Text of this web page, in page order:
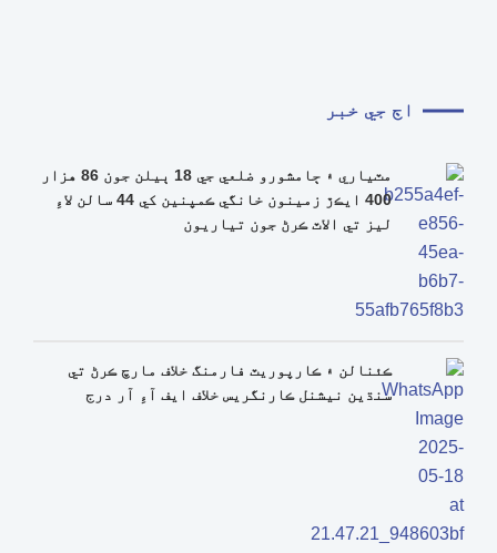
اڄ جي خبر
مٽياري ۽ ڄامشورو ضلعي جي 18 ٻيلن جون 86 هزار
400 ايڪڙ زمينون خانگي ڪمپنين کي 44 سالن لاءِ
ليز تي الاٽ ڪرڻ جون تياريون
ڪئنالن ۽ ڪارپوريٽ فارمنگ خلاف مارچ ڪرڻ تي
سنڌين نيشنل ڪارنگريس خلاف ايف آءِ آر درج